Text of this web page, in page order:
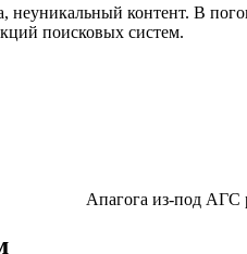
неуникальный контент. В
поисковых систем.
Апагога из-под АГС